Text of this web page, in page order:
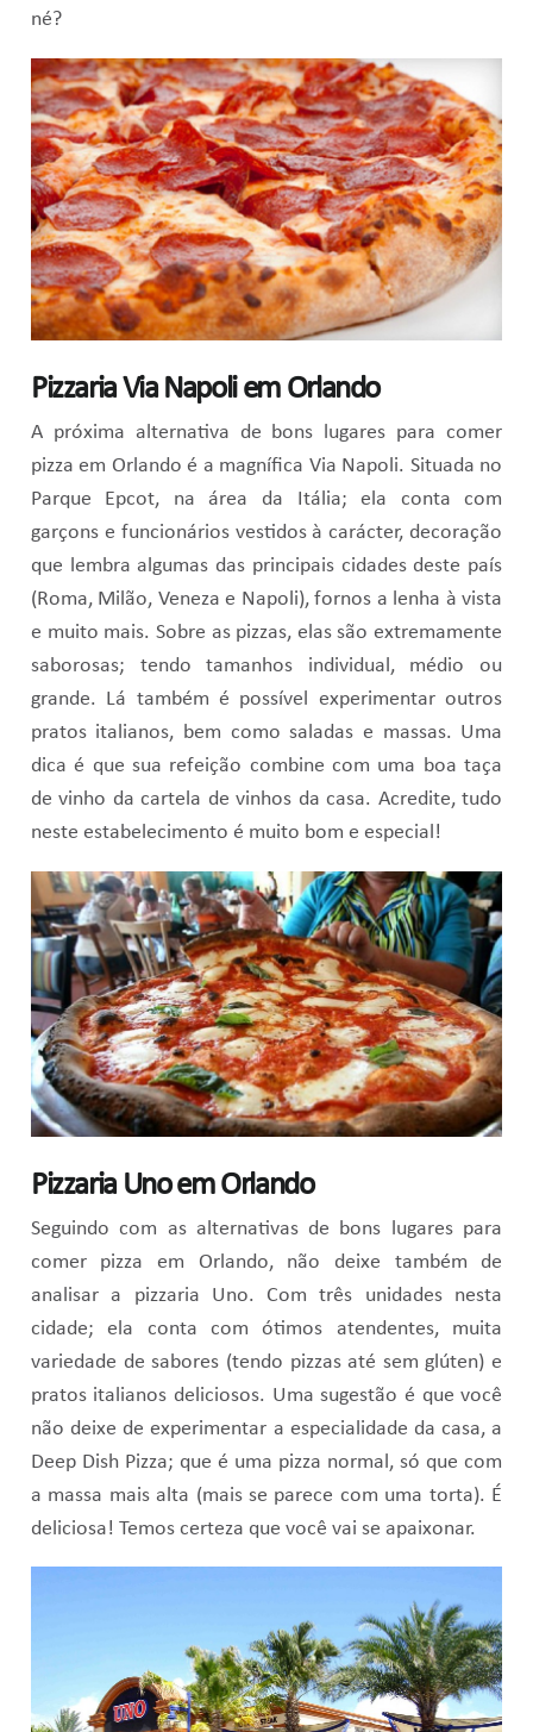
né?
Pizzaria Via Napoli em Orlando
A próxima alternativa de bons lugares para comer
pizza em Orlando é a magnífica Via Napoli. Situada no
Parque Epcot, na área da Itália; ela conta com
garçons e funcionários vestidos à carácter, decoração
que lembra algumas das principais cidades deste país
(Roma, Milão, Veneza e Napoli), fornos a lenha à vista
e muito mais. Sobre as pizzas, elas são extremamente
saborosas; tendo tamanhos individual, médio ou
grande. Lá também é possível experimentar outros
pratos italianos, bem como saladas e massas. Uma
dica é que sua refeição combine com uma boa taça
de vinho da cartela de vinhos da casa. Acredite, tudo
neste estabelecimento é muito bom e especial!
Pizzaria Uno em Orlando
Seguindo com as alternativas de bons lugares para
comer pizza em Orlando, não deixe também de
analisar a pizzaria Uno. Com três unidades nesta
cidade; ela conta com ótimos atendentes, muita
variedade de sabores (tendo pizzas até sem glúten) e
pratos italianos deliciosos. Uma sugestão é que você
não deixe de experimentar a especialidade da casa, a
Deep Dish Pizza; que é uma pizza normal, só que com
a massa mais alta (mais se parece com uma torta). É
deliciosa! Temos certeza que você vai se apaixonar.